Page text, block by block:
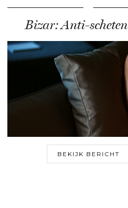
Bizar: Anti-
BEKIJK BERICHT